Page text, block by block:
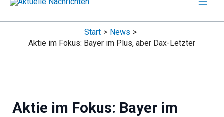
Start
News
Aktie im Fokus: Bayer im Plus, aber Dax-Letzter
Aktie im Fokus: Bayer im